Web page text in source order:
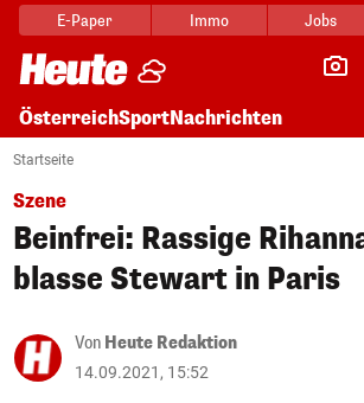
E-Paper Immo Jobs
ÖsterreichSportNachrichten
Startseite
Szene
Beinfrei: Rassige
blasse Stewart in Paris
Von Heute Redaktion
14.09.2021, 15:52